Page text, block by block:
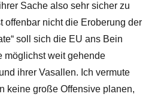
Sache also sehr sicher zu
offenbar nicht die Eroberung der
soll sich die EU ans Bein
möglichst weit gehende
ihrer Vasallen. Ich vermute
keine große Offensive planen,